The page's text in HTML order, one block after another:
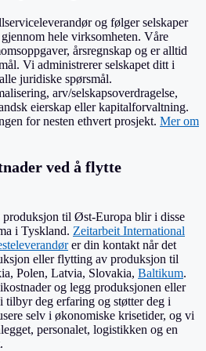
og følger selskaper
hele virksomheten. Våre
årsregnskap og er alltid
Vi administrerer selskapet ditt i
juridiske spørsmål.
arv/selskapsoverdragelse,
eierskap eller kapitalforvaltning.
for nesten ethvert prosjekt. Mer om
ved å flytte
til Øst-Europa blir i disse
i Tyskland. Zeitarbeit International
er din kontakt når det
eller flytting av produksjon til
Polen, Latvia, Slovakia, Baltikum.
og legg produksjonen eller
deg erfaring og støtter deg i
selv i økonomiske krisetider, og vi
personalet, logistikken og en